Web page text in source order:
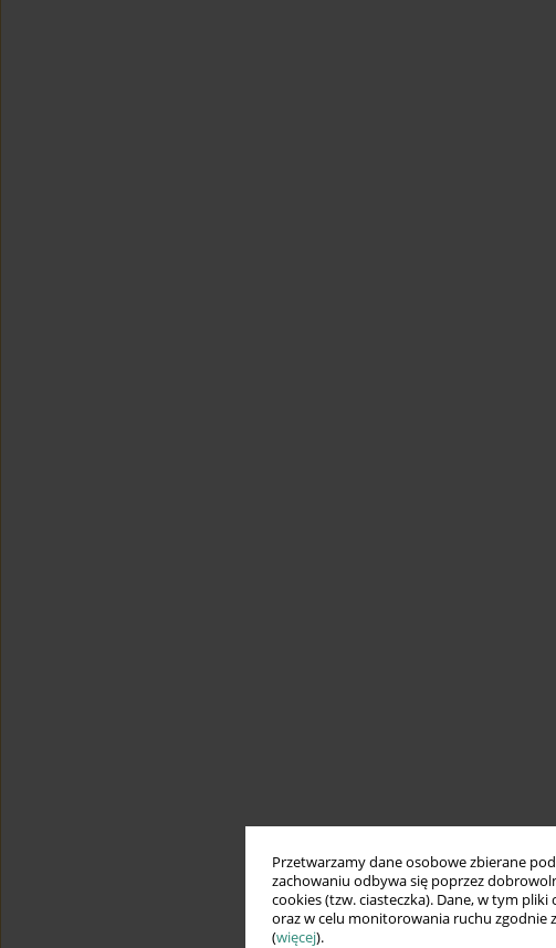
Przetwarzamy dane osobowe zbierane
zachowaniu odbywa się poprzez
cookies (tzw. ciasteczka). Dane, w tym
oraz w celu monitorowania ruchu zgodnie z
(więcej).